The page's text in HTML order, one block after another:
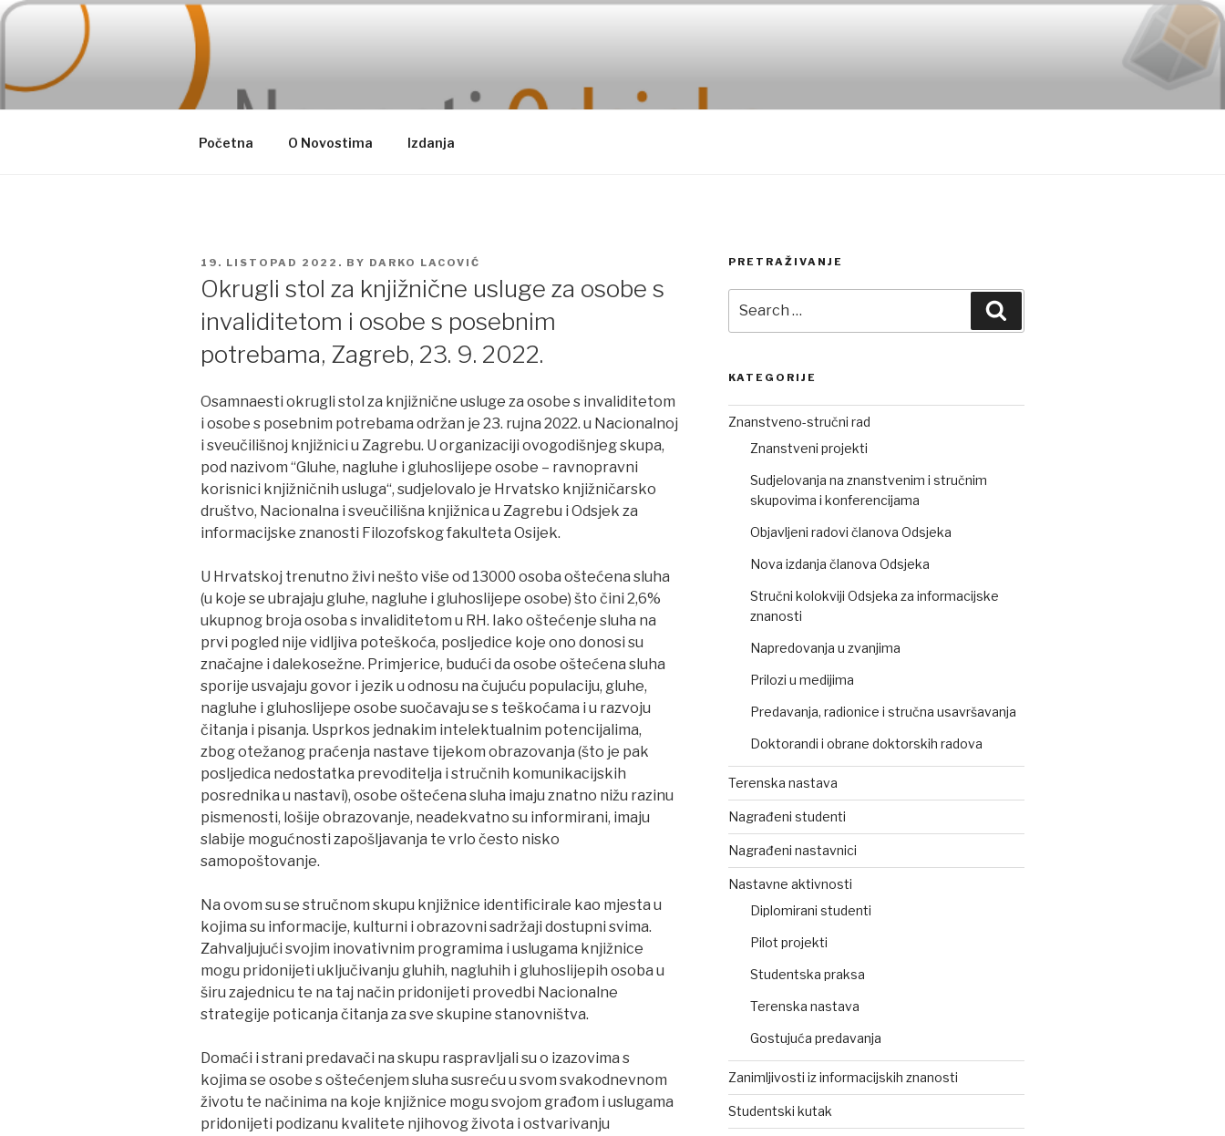
Skip
Početna O Novostima Izdanja
POSTED
ON
19. LISTOPAD 2022. BY DARKO LACOVIĆ
Okrugli stol za knjižnične usluge za osobe s
invaliditetom i osobe s posebnim
potrebama, Zagreb, 23. 9. 2022.
Osamnaesti okrugli stol za knjižnične usluge za osobe s invaliditetom
i osobe s posebnim potrebama održan je 23. rujna 2022. u Nacionalnoj
i sveučilišnoj knjižnici u Zagrebu. U organizaciji ovogodišnjeg skupa,
pod nazivom “Gluhe, nagluhe i gluhoslijepe osobe – ravnopravni
korisnici knjižničnih usluga“, sudjelovalo je Hrvatsko knjižničarsko
društvo, Nacionalna i sveučilišna knjižnica u Zagrebu i Odsjek za
informacijske znanosti Filozofskog fakulteta Osijek.
U Hrvatskoj trenutno živi nešto više od 13000 osoba oštećena sluha
(u koje se ubrajaju gluhe, nagluhe i gluhoslijepe osobe) što čini 2,6%
ukupnog broja osoba s invaliditetom u RH. Iako oštećenje sluha na
prvi pogled nije vidljiva poteškoća, posljedice koje ono donosi su
značajne i dalekosežne. Primjerice, budući da osobe oštećena sluha
sporije usvajaju govor i jezik u odnosu na čujuću populaciju, gluhe,
nagluhe i gluhoslijepe osobe suočavaju se s teškoćama i u razvoju
čitanja i pisanja. Usprkos jednakim intelektualnim potencijalima,
zbog otežanog praćenja nastave tijekom obrazovanja (što je pak
posljedica nedostatka prevoditelja i stručnih komunikacijskih
posrednika u nastavi), osobe oštećena sluha imaju znatno nižu razinu
pismenosti, lošije obrazovanje, neadekvatno su informirani, imaju
slabije mogućnosti zapošljavanja te vrlo često nisko
samopoštovanje.
Na ovom su se stručnom skupu knjižnice identificirale kao mjesta u
kojima su informacije, kulturni i obrazovni sadržaji dostupni svima.
Zahvaljujući svojim inovativnim programima i uslugama knjižnice
mogu pridonijeti uključivanju gluhih, nagluhih i gluhoslijepih osoba u
širu zajednicu te na taj način pridonijeti provedbi Nacionalne
strategije poticanja čitanja za sve skupine stanovništva.
Domaći i strani predavači na skupu raspravljali su o izazovima s
kojima se osobe s oštećenjem sluha susreću u svom svakodnevnom
životu te načinima na koje knjižnice mogu svojom građom i uslugama
pridonijeti podizanu kvalitete njihovog života i ostvarivanju
PRETRAŽIVANJE
for:
KATEGORIJE
Znanstveno-stručni rad
Znanstveni projekti
Sudjelovanja na znanstvenim i stručnim
skupovima i konferencijama
Objavljeni radovi članova Odsjeka
Nova izdanja članova Odsjeka
Stručni kolokviji Odsjeka za informacijske
znanosti
Napredovanja u zvanjima
Prilozi u medijima
Predavanja, radionice i stručna usavršavanja
Doktorandi i obrane doktorskih radova
Terenska nastava
Nagrađeni studenti
Nagrađeni nastavnici
Nastavne aktivnosti
Diplomirani studenti
Pilot projekti
Studentska praksa
Terenska nastava
Gostujuća predavanja
Zanimljivosti iz informacijskih znanosti
Studentski kutak